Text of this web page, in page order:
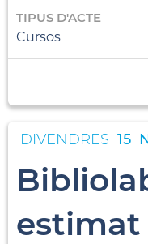
TIPUS D'ACTE
Cursos
DIVENDRES 15
estimat